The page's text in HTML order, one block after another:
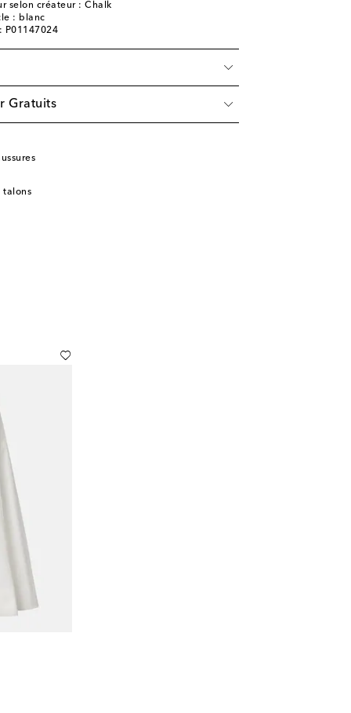
selon créateur : Chalk
: blanc
P01147024
Gratuits
talons